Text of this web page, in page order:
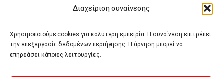
Διαχείριση συναίνεσης
Χρησιμοποιούμε cookies για καλύτερη εμπειρία. Η συναίνεση επιτρέπει
την επεξεργασία δεδομένων περιήγησης. Η άρνηση μπορεί να
επηρεάσει κάποιες λειτουργίες.
Πολυτέλεια δεν είναι το αντίθετο της ανέχειας, είναι το αντίθετο της